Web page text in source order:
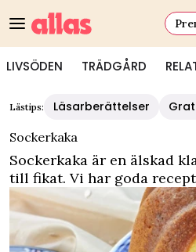
LIVSÖDEN TRÄDGÅRD
Lästips: Läsarberättelser
Sockerkaka
Sockerkaka är en älskad
till fikat. Vi har goda
kardemumma, choklad
sockerkaka eller baka en
sockerkaka och servera